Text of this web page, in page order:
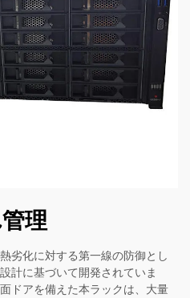
理
劣化に対する第一線の防御とし
計に基づいて開発されていま
ドアを備えた本ラックは、大量